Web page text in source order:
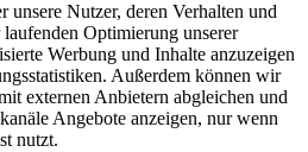
unsere Nutzer, deren Verhalten und
Optimierung unserer
Werbung und Inhalte anzuzeigen
Außerdem können wir
externen Anbietern abgleichen und
Angebote anzeigen, nur wenn
nutzt.